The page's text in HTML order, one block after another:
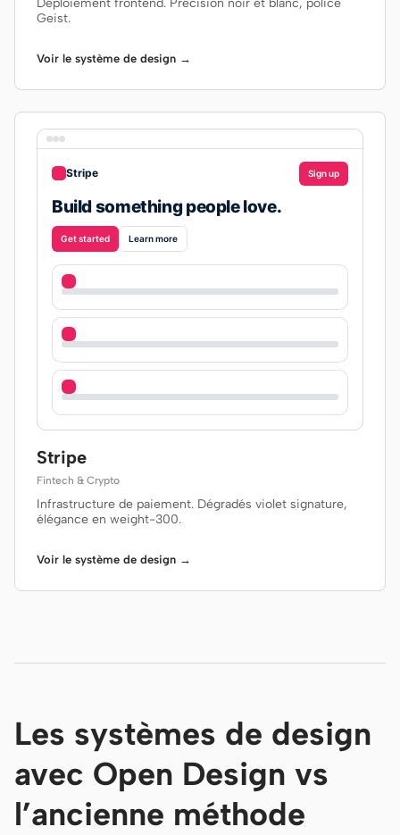
Déploiement frontend. Précision noir et blanc, police
Geist.
Voir le système de design →
Stripe Sign up
Build something people love.
Get started Learn more
Stripe
Fintech & Crypto
Infrastructure de paiement. Dégradés violet signature,
élégance en weight-300.
Voir le système de design →
Les systèmes de design
avec Open Design vs
l’ancienne méthode